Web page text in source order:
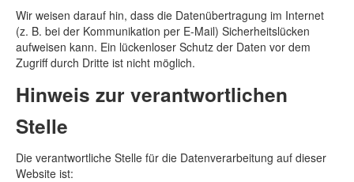
Wir weisen darauf hin, dass die Datenübertragung im Internet
(z. B. bei der Kommunikation per E-Mail) Sicherheitslücken
aufweisen kann. Ein lückenloser Schutz der Daten vor dem
Zugriff durch Dritte ist nicht möglich.
Hinweis zur verantwortlichen
Stelle
Die verantwortliche Stelle für die Datenverarbeitung auf dieser
Website ist: